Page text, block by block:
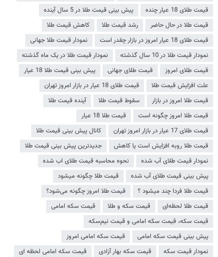
قیمت طلای 18 عیار چنده
پیش بینی قیمت طلا در 5 سال آینده
قیمت طلا در حال حاضر
رشد قیمت طلا
کاهش قیمت طلا
قیمت طلای 18 عیار امروز در بازار چقدر است
نمودار قیمت طلا جهانی
نمودار قیمت طلا در 10 سال گذشته
نمودار قیمت طلا در یک ماه گذشته
قیمت طلای امروز
قیمت طلای جهانی
پیش بینی قیمت طلا 18 عیار
علت افزایش قیمت طلا
قیمت طلای 18 عیار در بازار امروز تهران
قیمت طلا امروز در بازار
سقوط قیمت طلا
آینده قیمت طلا
قیمت طلا امروز چگونه است
قیمت طلا 18 عیار
قیمت طلای 17 عیار در بازار امروز تهران
کانال پیش بینی قیمت طلا
قیمت طلا روبه افزایش است یا کاهش
جدیدترین پیش بینی قیمت طلا
نمودار قیمت طلای آب شده
نحوه محاسبه قیمت طلای اب شده
پیش بینی قیمت طلای آب شده
قیمت طلا چگونه میشود
قیمت طلا فردا چند میشود ؟
قیمت طلا امروز چگونه می‌شود؟
قیمت طلا لحظه‌ای
قیمت سکه و طلا
قیمت سکه امامی
قیمت سکه، قیمت سکه امامی و قیمت نیم‌سکه
پیش بینی قیمت سکه امامی
قیمت سکه امامی امروز
نمودار قیمت سکه
قیمت سکه بهار آزادی
قیمت سکه امامی لحظه ای